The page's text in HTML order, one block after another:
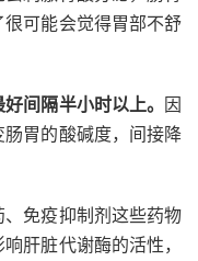
可能会觉得胃部不舒
间隔半小时以上。 因
胃的酸碱度，间接降
免疫抑制剂这些药物
肝脏代谢酶的活性，